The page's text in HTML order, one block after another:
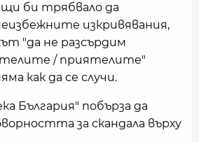
би трябвало да
изкривявания,
"да не разсърдим
/ приятелите"
как да се случи.
България" побърза да
за скандала върху